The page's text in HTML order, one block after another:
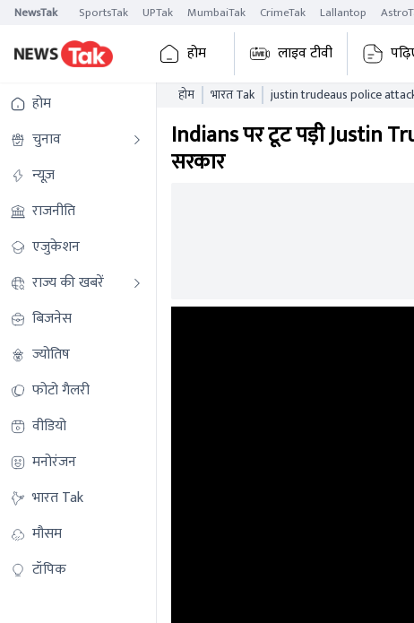
NewsTak SportsTak UPTak MumbaiTak CrimeTak Lallantop
होम लाइव टीवी
होम
चुनाव
न्यूज़
राजनीति
एजुकेशन
राज्य की खबरें
बिजनेस
ज्योतिष
फोटो गैलरी
वीडियो
मनोरंजन
भारत Tak
मौसम
टॉपिक
होम भारत Tak
justin trudeaus police
Indians पर टूट पड़ी Justin
सरकार